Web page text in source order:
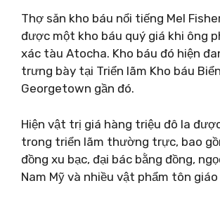
Thợ săn kho báu nổi tiếng Mel
được một kho báu quý giá khi ông
xác tàu Atocha. Kho báu đó hiện
trưng bày tại Triển lãm Kho báu
Georgetown gần đó.
Hiện vật trị giá hàng triệu đô la
trong triển lãm thường trực, bao
đồng xu bạc, đại bác bằng đồng,
Nam Mỹ và nhiều vật phẩm tôn